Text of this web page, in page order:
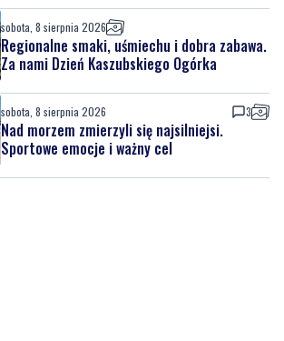
sobota, 8 sierpnia 2026
Regionalne smaki, uśmiechu i dobra zabawa.
Za nami Dzień Kaszubskiego Ogórka
sobota, 8 sierpnia 2026 3
Nad morzem zmierzyli się najsilniejsi.
Sportowe emocje i ważny cel